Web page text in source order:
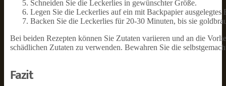
Schneiden Sie die Leckerlies in gewünschter Größe.
Legen Sie die Leckerlies auf ein mit Backpapier ausgelegtes
Backen Sie die Leckerlies für 20-30 Minuten, bis sie
Bei beiden Rezepten können Sie Zutaten variieren und an die
schädlichen Zutaten zu verwenden. Bewahren Sie die
Fazit